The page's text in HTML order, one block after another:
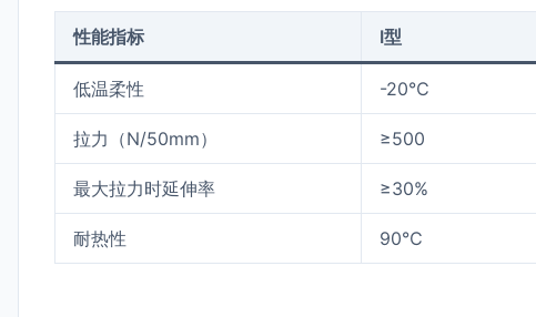
性能指标 I型
低温柔性 -20℃
拉力（N/50mm） ≥500
最大拉力时延伸率 ≥30%
耐热性 90℃